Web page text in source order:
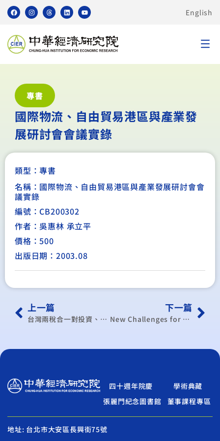
English
專書
國際物流、自由貿易港區與產業發
展研討會會議實錄
類型：專書
名稱：國際物流、自由貿易港區與產業發展研討會會
議實錄
編號：CB200302
作者：吳惠林 承立平
價格：500
出版日期：2003.08
上一篇
台灣兩稅合一對投資、產出及稅收影響之實證研究
下一篇
New Challenges for Sustainable Development in Millennia(平)
四十週年院慶
學術典藏
張麗門紀念圖書館
董事課程專區
地址: 台北市大安區長興街75號